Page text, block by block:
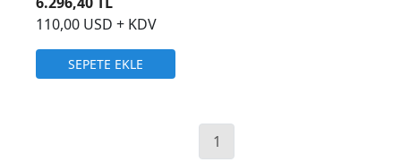
Full HD LED Monitör
110,00 USD + KDV
SEPETE EKLE
1